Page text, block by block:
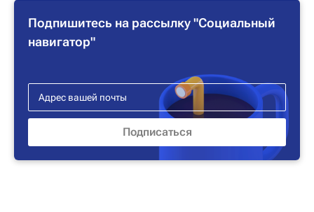
Подпишитесь на рассылку "Социальный
навигатор"